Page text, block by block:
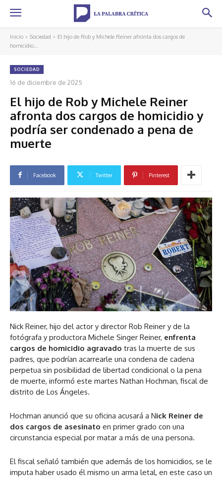
Inicio Sociedad
El hijo de Rob y Michele Reiner afronta dos cargos de
homicidio...
SOCIEDAD
16 de diciembre de 2025
El hijo de Rob y Michele Reiner
afronta dos cargos de homicidio y
podría ser condenado a pena de
muerte
Facebook Twitter Pinterest
Nick Reiner, hijo del actor y director Rob Reiner y de la
fotógrafa y productora Michele Singer Reiner, enfrenta
cargos de homicidio agravado tras la muerte de sus
padres, que podrían acarrearle una condena de cadena
perpetua sin posibilidad de libertad condicional o la pena
de muerte, informó este martes Nathan Hochman, fiscal de
distrito de Los Ángeles.
Hochman anunció que su oficina acusará a Nick Reiner de
dos cargos de asesinato en primer grado con una
circunstancia especial por matar a más de una persona.
El fiscal señaló también que además de los homicidios, se le
imputa haber usado él mismo un arma letal, en este caso un